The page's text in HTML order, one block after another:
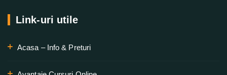
Link-uri utile
Acasa – Info & Preturi